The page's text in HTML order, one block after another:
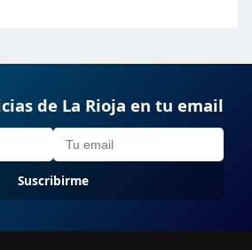
de La Rioja en tu email
Suscribirme